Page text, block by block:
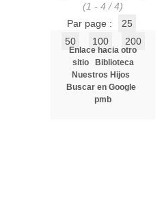
(1 - 4 / 4)
Par page :
25
50
100 200
Enlace hacia otro
sitio
Biblioteca
Nuestros Hijos
Buscar en Google
pmb